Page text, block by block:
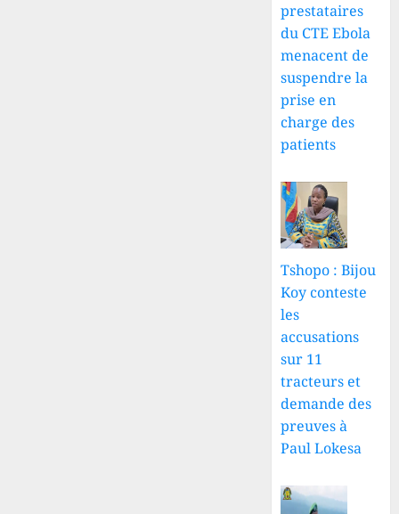
prestataires
du CTE Ebola
menacent de
suspendre la
prise en
charge des
patients
Tshopo : Bijou
Koy conteste
les
accusations
sur 11
tracteurs et
demande des
preuves à
Paul Lokesa